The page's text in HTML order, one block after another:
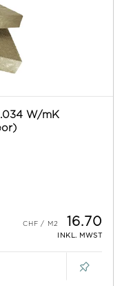
W/mK
16.70
INKL. MWST